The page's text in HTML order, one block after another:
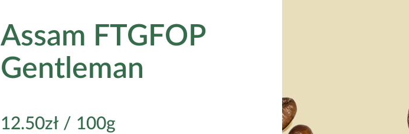
Assam FTGFOP
Gentleman
12.50zł/ 100g